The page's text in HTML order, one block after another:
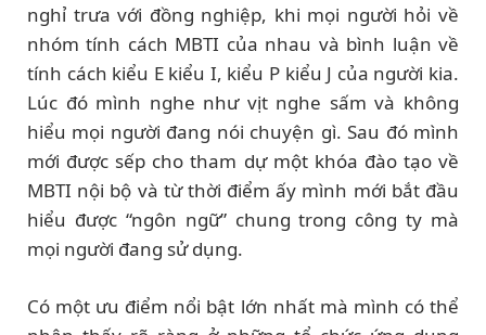
nghỉ trưa với đồng nghiệp, khi mọi người hỏi về
nhóm tính cách MBTI của nhau và bình luận về
tính cách kiểu E kiểu I, kiểu P kiểu J của người kia.
Lúc đó mình nghe như vịt nghe sấm và không
hiểu mọi người đang nói chuyện gì. Sau đó mình
mới được sếp cho tham dự một khóa đào tạo về
MBTI nội bộ và từ thời điểm ấy mình mới bắt đầu
hiểu được “ngôn ngữ” chung trong công ty mà
mọi người đang sử dụng.
Có một ưu điểm nổi bật lớn nhất mà mình có thể